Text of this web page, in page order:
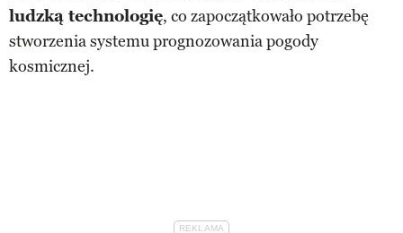
ludzką technologię, co zapoczątkowało potrzebę
stworzenia systemu prognozowania pogody
kosmicznej.